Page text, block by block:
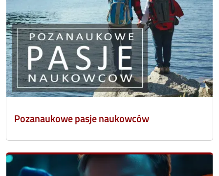
Pozanaukowe pasje naukowców